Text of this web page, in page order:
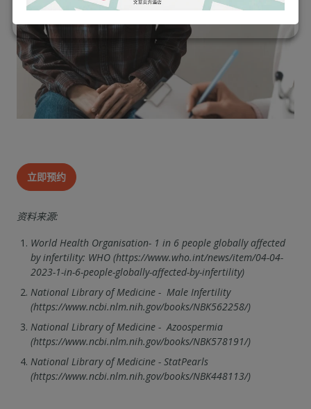
立即预约
资料来源:
World Health Organisation- 1 in 6 people globally affected
by infertility: WHO (https://www.who.int/news/item/04-04-
2023-1-in-6-people-globally-affected-by-infertility)
National Library of Medicine - Male Infertility
(https://www.ncbi.nlm.nih.gov/books/NBK562258/)
National Library of Medicine - Azoospermia
(https://www.ncbi.nlm.nih.gov/books/NBK578191/)
National Library of Medicine - StatPearls
(https://www.ncbi.nlm.nih.gov/books/NBK448113/)